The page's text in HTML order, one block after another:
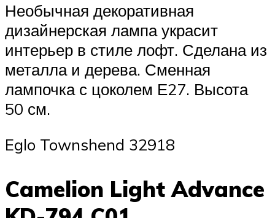
Необычная декоративная
дизайнерская лампа украсит
интерьер в стиле лофт. Сделана из
металла и дерева. Сменная
лампочка с цоколем Е27. Высота
50 см.
Eglo Townshend 32918
Camelion Light Advance